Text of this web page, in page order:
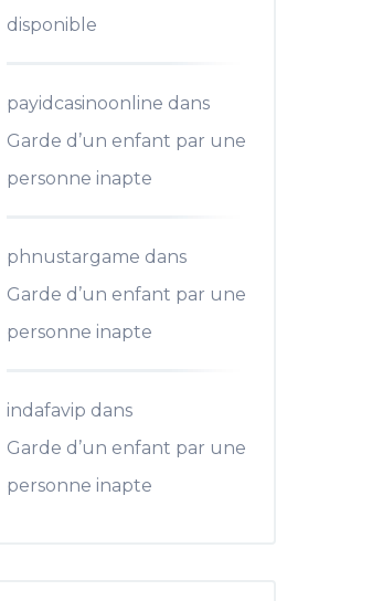
disponible
payidcasinoonline dans
Garde d’un enfant par une
personne inapte
phnustargame dans
Garde d’un enfant par une
personne inapte
indafavip dans
Garde d’un enfant par une
personne inapte